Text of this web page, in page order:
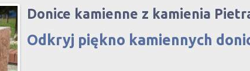
Donice kamienne z kamienia
Odkryj piękno kamiennych